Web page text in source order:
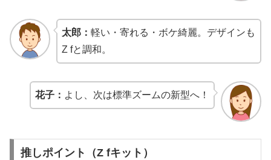
太郎： 軽い・寄れる・ボケ綺麗。デザインも
Z fと調和。
花子： よし、次は標準ズームの新型へ！
推しポイント（Z fキット）